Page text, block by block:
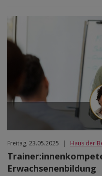
Freitag, 23.05.2025 | Haus der
Erwachsenenbildung